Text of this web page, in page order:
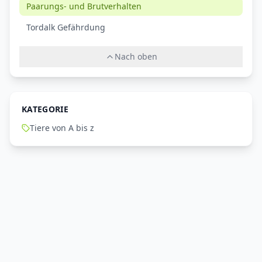
Paarungs- und Brutverhalten
Tordalk Gefährdung
Nach oben
KATEGORIE
Tiere von A bis z